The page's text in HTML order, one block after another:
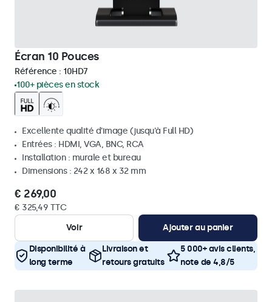
Écran 10 Pouces
Référence : 10HD7
100+ pièces en stock
Excellente qualité d'image (jusqu'à Full HD)
Entrées : HDMI, VGA, BNC, RCA
Installation : murale et bureau
Dimensions : 242 x 168 x 32 mm
€ 269,00
€ 325,49 TTC
Voir
Ajouter au panier
Disponibilité à
long terme
Livraison et
retours gratuits
5 000+ avis clients,
note de 4,8/5